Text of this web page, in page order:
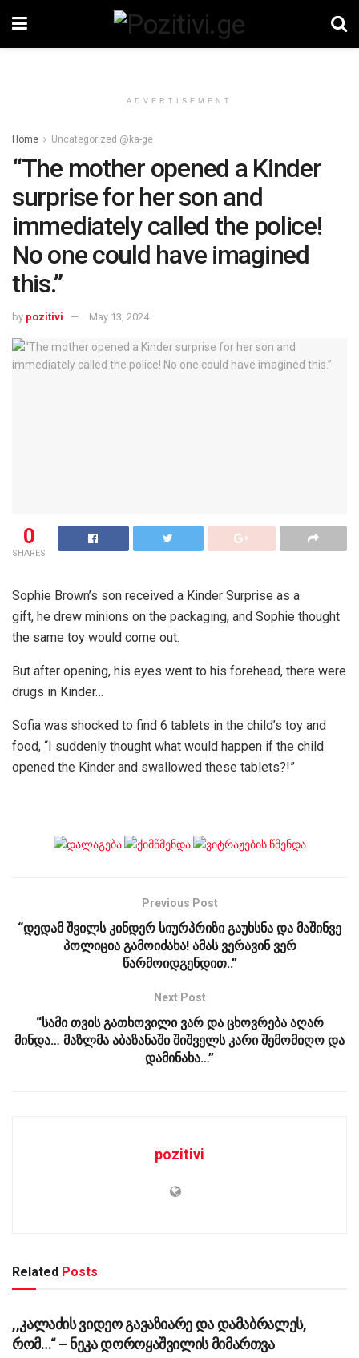
ADVERTISEMENT
Home Uncategorized @ka-ge
“The mother opened a Kinder
surprise for her son and
immediately called the police!
No one could have imagined
this.”
by pozitivi May 13, 2024
0
SHARES
Sophie Brown’s son received a Kinder Surprise as a
gift, he drew minions on the packaging, and Sophie thought
the same toy would come out.
But after opening, his eyes went to his forehead, there were
drugs in Kinder…
Sofia was shocked to find 6 tablets in the child’s toy and
food, “I suddenly thought what would happen if the child
opened the Kinder and swallowed these tablets?!”
Previous Post
“დედამ შვილს კინდერ სიურპრიზი გაუხსნა და მაშინვე
პოლიცია გამოიძახა! ამას ვერავინ ვერ
წარმოიდგენდით..”
Next Post
“სამი თვის გათხოვილი ვარ და ცხოვრება აღარ
მინდა… მაზლმა აბაზანაში შიშველს კარი შემომიღო და
დამინახა…”
pozitivi
Related Posts
UNCATEGORIZED @KA-GE
,,კალაძის ვიდეო გავაზიარე და დამაბრალეს,
რომ…“ – ნეკა დოროყაშვილის მიმართვა